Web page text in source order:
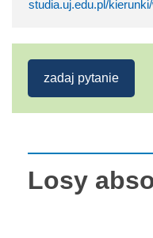
studia.uj.edu.pl/
zadaj pytanie
Losy